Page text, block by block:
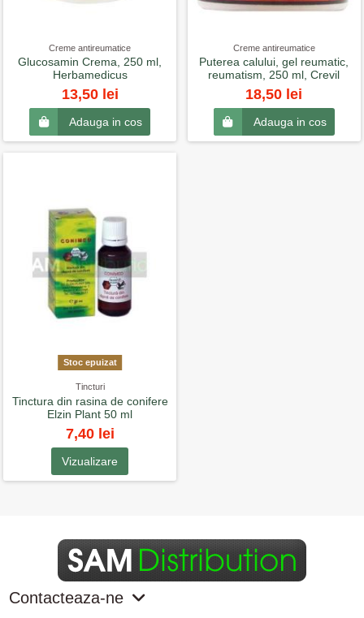
Creme antireumatice
Glucosamin Crema, 250 ml,
Herbamedicus
13,50 lei
Adauga in cos
Creme antireumatice
Puterea calului, gel reumatic,
reumatism, 250 ml, Crevil
18,50 lei
Adauga in cos
Stoc epuizat
Tincturi
Tinctura din rasina de conifere
Elzin Plant 50 ml
7,40 lei
Vizualizare
Contacteaza-ne